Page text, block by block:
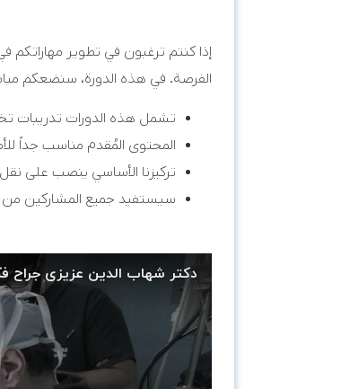
إذا كنتم ترغبون في تطوير مهاراتكم
الفرصة. في هذه الدورة، سنضعكم
تشمل هذه الدورات تدريبات
المحتوى المُقدم مناسب جداً
تركيزنا الأساسي ينصب على نقل
سيستفيد جميع المشاركين من